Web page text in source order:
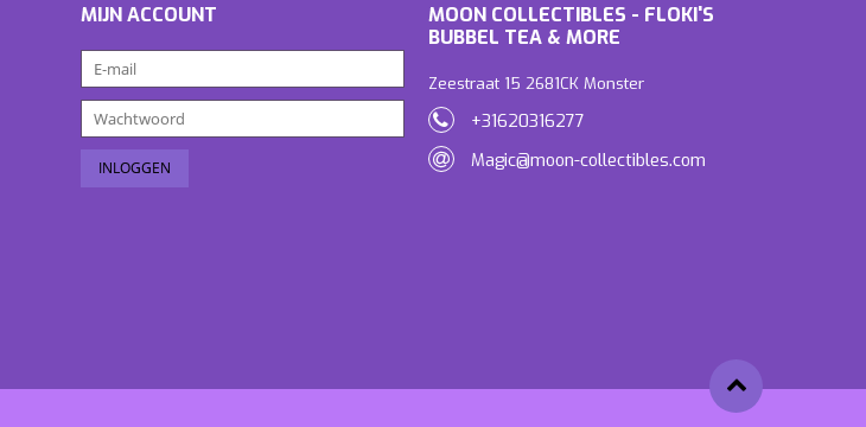
MIJN ACCOUNT
MOON COLLECTIBLES - FLOKI'S
BUBBEL TEA & MORE
Zeestraat 15 2681CK Monster
+31620316277
Magic@moon-collectibles.com